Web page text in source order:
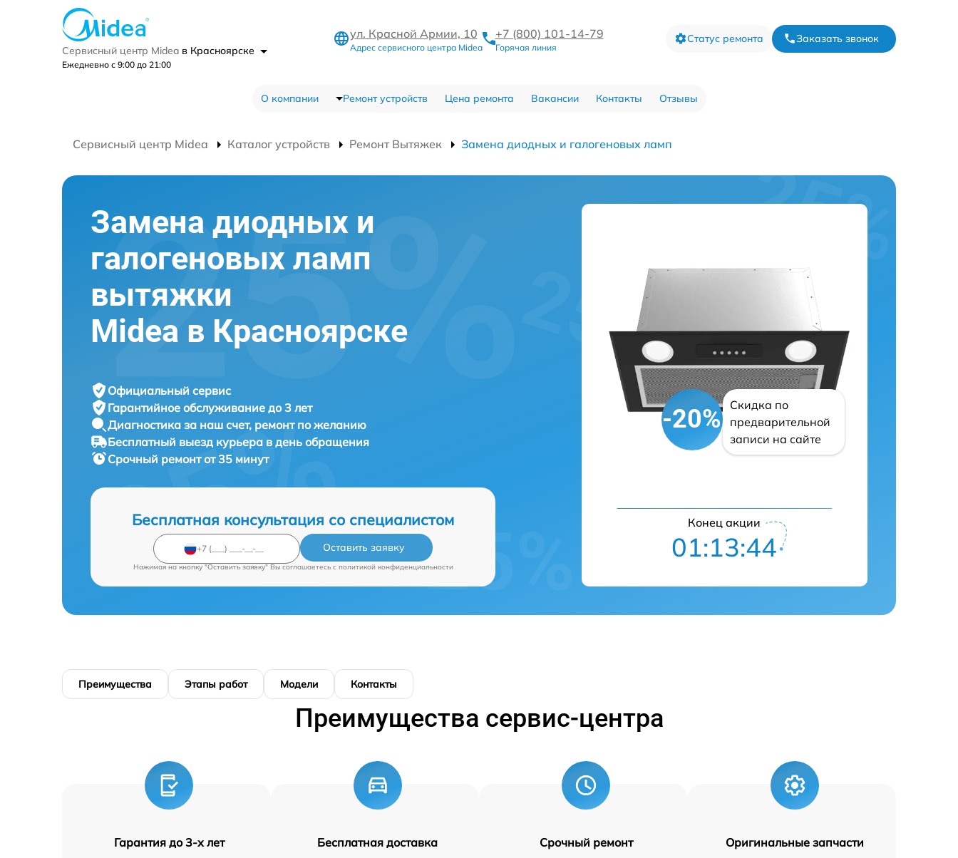
Сервисный центр Midea в Красноярске
Ежедневно с 9:00 до 21:00
ул. Красной Армии, 10
Адрес сервисного центра Midea
+7 (800) 101-14-79
Горячая линия
Статус ремонта Заказать звонок
О компании Ремонт устройств Цена ремонта Вакансии Контакты Отзывы
Сервисный центр Midea Каталог устройств Ремонт Вытяжек Замена диодных и галогеновых ламп
Замена диодных и
галогеновых ламп
вытяжки
Midea в Красноярске
Официальный сервис
Гарантийное обслуживание до 3 лет
Диагностика за наш счет, ремонт по желанию
Бесплатный выезд курьера в день обращения
Срочный ремонтот 35 минут
Бесплатная консультация со специалистом
Оставить заявку
Нажимая на кнопку "Оставить заявку" Вы соглашаетесь c политикой конфиденциальности
-20%
Скидка по
предварительной
записи на сайте
Конец акции
01:13:43
Преимущества Этапы работ Модели Контакты
Преимущества сервис-центра
Гарантия до 3-х лет Бесплатная доставка Срочный ремонт Оригинальные запчасти